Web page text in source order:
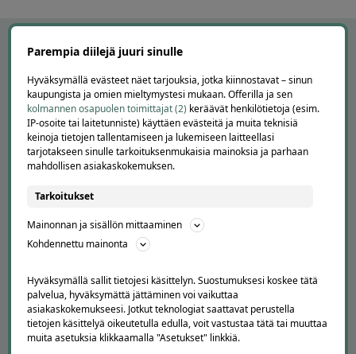
APUA JA NEUVOJA
Asiakaspalvelu
Kuinka Offerilla toimii
Suosittele Offerillaa
TUTUSTU MEIHIN
Tietoa meistä
Parempia diilejä juuri sinulle
Hyväksymällä evästeet näet tarjouksia, jotka kiinnostavat – sinun
kaupungista ja omien mieltymystesi mukaan. Offerilla ja sen
kolmannen osapuolen toimittajat (2) keräävät henkilötietoja (esim.
IP-osoite tai laitetunniste) käyttäen evästeitä ja muita teknisiä
keinoja tietojen tallentamiseen ja lukemiseen laitteellasi
tarjotakseen sinulle tarkoituksenmukaisia mainoksia ja parhaan
mahdollisen asiakaskokemuksen.
Tarkoitukset
Mainonnan ja sisällön mittaaminen
Kohdennettu mainonta
Hyväksymällä sallit tietojesi käsittelyn. Suostumuksesi koskee tätä
palvelua, hyväksymättä jättäminen voi vaikuttaa
asiakaskokemukseesi. Jotkut teknologiat saattavat perustella
tietojen käsittelyä oikeutetulla edulla, voit vastustaa tätä tai muuttaa
muita asetuksia klikkaamalla "Asetukset" linkkiä.